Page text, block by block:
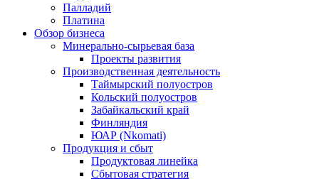
Палладий
Платина
Обзор бизнеса
Минерально-сырьевая база
Проекты развития
Производственная деятельность
Таймырский полуостров
Кольский полуостров
Забайкальский край
Финляндия
ЮАР (Nkomati)
Продукция и сбыт
Продуктовая линейка
Сбытовая стратегия